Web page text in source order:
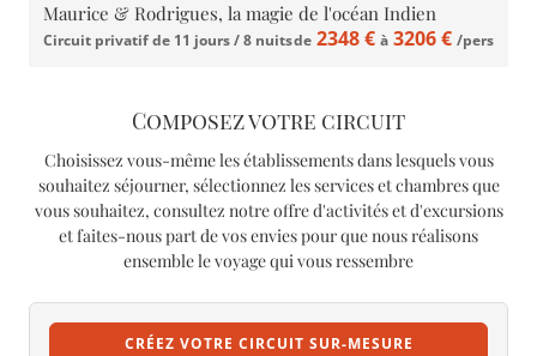
Maurice & Rodrigues, la magie de l'océan Indien
Circuit privatif de 11 jours / 8 nuitsde 2348 € à 3206 € /pers
Composez votre circuit
Choisissez vous-même les établissements dans lesquels vous
souhaitez séjourner, sélectionnez les services et chambres que
vous souhaitez, consultez notre offre d'activités et d'excursions
et faites-nous part de vos envies pour que nous réalisons
ensemble le voyage qui vous ressembre
CRÉEZ VOTRE CIRCUIT SUR-MESURE